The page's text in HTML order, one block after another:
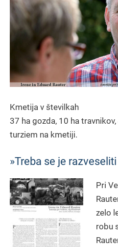
Kmetija v številkah
37 ha gozda, 10 ha
turziem na kmetiji.
»Treba se je
Pri
zelo
robu